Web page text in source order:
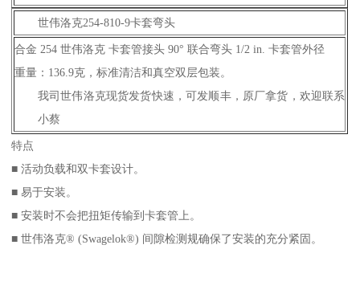
世伟洛克254-810-9卡套弯头
合金 254 世伟洛克 卡套管接头 90° 联合弯头 1/2 in. 卡套管外径
重量：136.9克，标准清洁和真空双层包装。
我司世伟洛克现货发货快速，可发顺丰，原厂拿货，欢迎联系
小蔡
特点
■ 活动负载和双卡套设计。
■ 易于安装。
■ 安装时不会把扭矩传输到卡套管上。
■ 世伟洛克® (Swagelok®) 间隙检测规确保了安装的充分紧固。